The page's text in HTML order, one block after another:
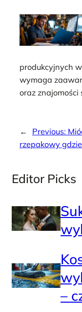
produkcyjnych
wymaga
oraz znajomości
← Previous:
rzepakowy
Editor Picks
–